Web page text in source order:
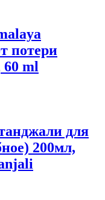
потери
60 ml
для
200мл,